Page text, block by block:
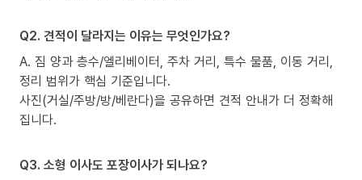
Q2. 견적이 달라지는 이유는 무엇인가요?
A. 짐 양과 층수/엘리베이터, 주차 거리, 특수 물품, 이동 거리,
정리 범위가 핵심 기준입니다.
사진(거실/주방/방/베란다)을 공유하면 견적 안내가 더 정확해
집니다.
Q3. 소형 이사도 포장이사가 되나요?